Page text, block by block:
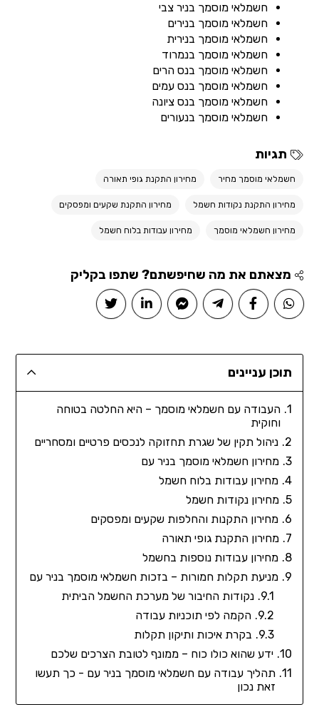
חשמלאי מוסמך בניר צבי
חשמלאי מוסמך בנירים
חשמלאי מוסמך בנירית
חשמלאי מוסמך בנמרוד
חשמלאי מוסמך בנס הרים
חשמלאי מוסמך בנס עמים
חשמלאי מוסמך בנס ציונה
חשמלאי מוסמך בנעורים
תגיות
חשמלאי מוסמך מחיר מחירון התקנת גופי תאורה
מחירון התקנת נקודות חשמל מחירון התקנת שקעים ומפסקים
מחירון חשמלאי מוסמך מחירון עבודות בלוח חשמל
מצאתם את מה שחיפשתם? שתפו בקליק
תוכן עניינים
העבודה עם חשמלאי מוסמך – היא החלטה בטוחה
וחוקית
ניהול תקין של שגרת תחזוקה לנכסים פרטיים ומסחריים
מחירון חשמלאי מוסמך בניר עם
מחירון עבודות בלוח חשמל
מחירון נקודות חשמל
מחירון התקנות והחלפות שקעים ומפסקים
מחירון התקנת גופי תאורה
מחירון עבודות נוספות בחשמל
מניעת תקלות חמורות – בזכות חשמלאי מוסמך בניר עם
נקודות החיבור של מערכת החשמל הביתית
הקמה לפי תוכניות עבודה
בקרת איכות ותיקון תקלות
ידע שהוא כולו כוח – ממונף לטובת הצרכים שלכם
תהליך עבודה עם חשמלאי מוסמך בניר עם - כך תעשו
זאת נכון